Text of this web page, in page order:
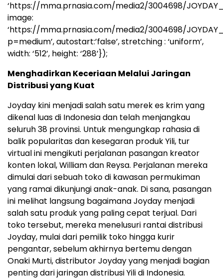
‘https://mma.prnasia.com/media2/3004698/
image:
‘https://mma.prnasia.com/media2/3004698/
p=medium’, autostart:’false’, stretching : ‘uniform’,
width: ‘512’, height: ‘288’});
Menghadirkan Keceriaan Melalui Jaringan
Distribusi yang Kuat
Joyday kini menjadi salah satu merek es krim yang
dikenal luas di Indonesia dan telah menjangkau
seluruh 38 provinsi. Untuk mengungkap rahasia di
balik popularitas dan kesegaran produk Yili, tur
virtual ini mengikuti perjalanan pasangan kreator
konten lokal, William dan Reysa. Perjalanan mereka
dimulai dari sebuah toko di kawasan permukiman
yang ramai dikunjungi anak-anak. Di sana, pasangan
ini melihat langsung bagaimana Joyday menjadi
salah satu produk yang paling cepat terjual. Dari
toko tersebut, mereka menelusuri rantai distribusi
Joyday, mulai dari pemilik toko hingga kurir
pengantar, sebelum akhirnya bertemu dengan
Onaki Murti, distributor Joyday yang menjadi bagian
penting dari jaringan distribusi Yili di Indonesia.